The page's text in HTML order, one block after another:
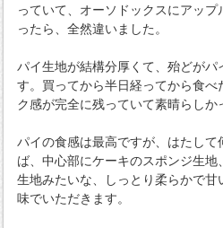
っていて、オーソドックスにアッ
ったら、全然違いました。
パイ生地が結構分厚くて、殆どがパ
す。買ってから半日経ってから食
ク感が完全に残っていて素晴らしか
パイの食感は最高ですが、はたして
ば、中心部にケーキのスポンジ生
生地みたいな、しっとり柔らかで
味でいただきます。